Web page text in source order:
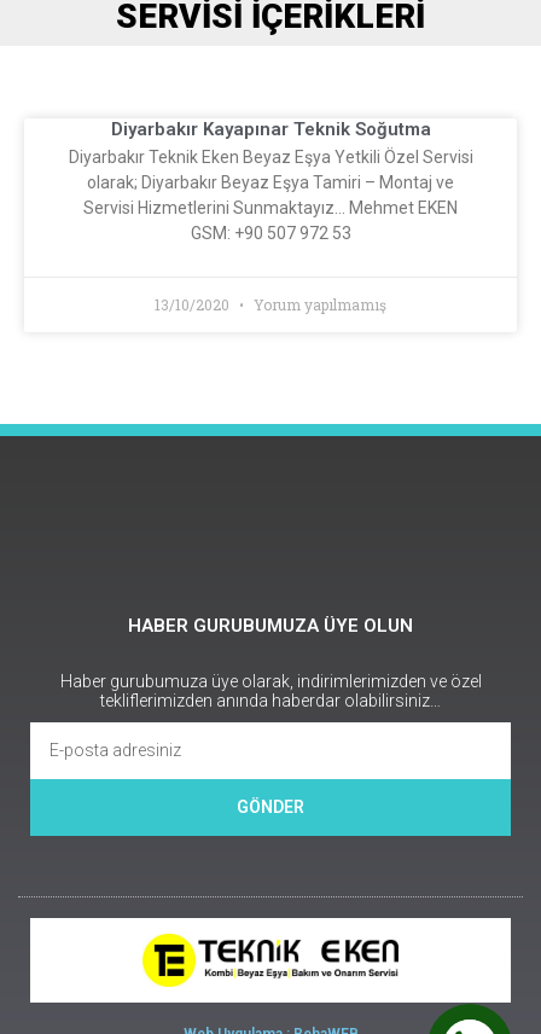
SERVISI İÇERIKLERI
Diyarbakır Kayapınar Teknik Soğutma
Diyarbakır Teknik Eken Beyaz Eşya Yetkili Özel Servisi
olarak; Diyarbakır Beyaz Eşya Tamiri – Montaj ve
Servisi Hizmetlerini Sunmaktayız… Mehmet EKEN
GSM: +90 507 972 53
13/10/2020 Yorum yapılmamış
HABER GURUBUMUZA ÜYE OLUN
Haber gurubumuza üye olarak, indirimlerimizden ve özel
tekliflerimizden anında haberdar olabilirsiniz…
GÖNDER